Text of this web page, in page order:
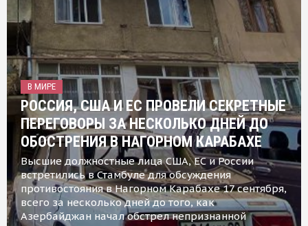
В МИРЕ
РОССИЯ, США И ЕС ПРОВЕЛИ СЕКРЕТНЫЕ
ПЕРЕГОВОРЫ ЗА НЕСКОЛЬКО ДНЕЙ ДО
ОБОСТРЕНИЯ В НАГОРНОМ КАРАБАХЕ
Высшие должностные лица США, ЕС и России
встретились в Стамбуле для обсуждения
противостояния в Нагорном Карабахе 17 сентября,
всего за несколько дней до того, как
Азербайджан начал обстрел непризнанной